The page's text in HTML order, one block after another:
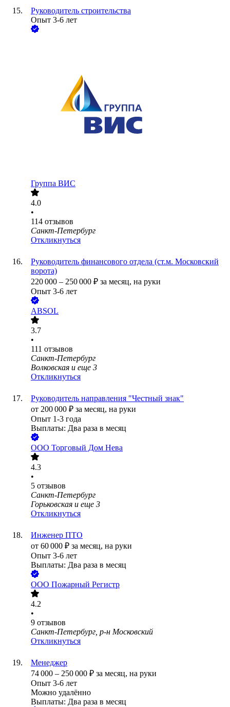
Руководитель строительства
Опыт 3-6 лет
Группа ВИС
4.0
•
114 отзывов
Санкт-Петербург
Откликнуться
Руководитель финансового отдела (ст.м. Московский
ворота)
220 000 – 250 000 ₽ за месяц, на руки
Опыт 3-6 лет
ABSOL
3.7
•
111 отзывов
Санкт-Петербург
Волковская и еще 3
Откликнуться
Руководитель направления "Честный знак"
от 200 000 ₽ за месяц, на руки
Опыт 1-3 года
Выплаты: Два раза в месяц
ООО Торговый Дом Нева
4.3
•
5 отзывов
Санкт-Петербург
Горьковская и еще 3
Откликнуться
Инженер ПТО
от 60 000 ₽ за месяц, на руки
Опыт 3-6 лет
Выплаты: Два раза в месяц
ООО Пожарный Регистр
4.2
•
9 отзывов
Санкт-Петербург, р-н Московский
Откликнуться
Менеджер
74 000 – 250 000 ₽ за месяц, на руки
Опыт 3-6 лет
Можно удалённо
Выплаты: Два раза в месяц